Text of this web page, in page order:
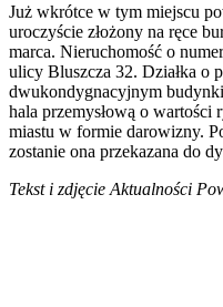
Już wkrótce w tym miejscu
uroczyście złożony na ręce
marca. Nieruchomość o
ulicy Bluszcza 32. Działka o
dwukondygnacyjnym
hala przemysłową o wartości
miastu w formie darowizny.
zostanie ona przekazana do
Tekst i zdjęcie Aktualności